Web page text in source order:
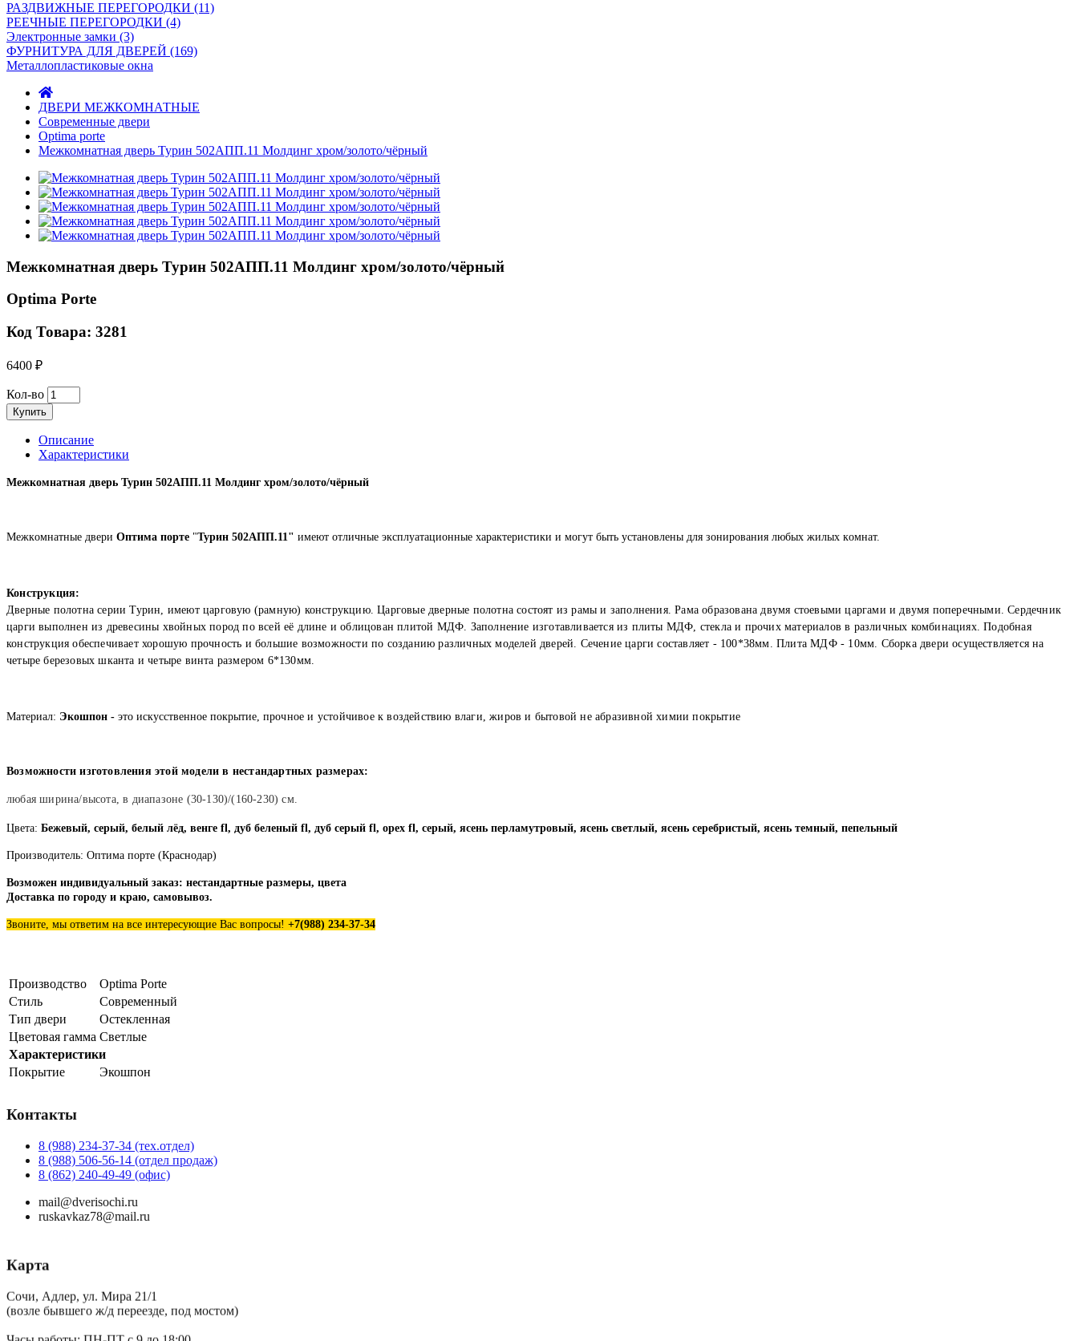
РАЗДВИЖНЫЕ ПЕРЕГОРОДКИ (11)
РЕЕЧНЫЕ ПЕРЕГОРОДКИ (4)
Электронные замки (3)
ФУРНИТУРА ДЛЯ ДВЕРЕЙ (169)
Металлопластиковые окна
ДВЕРИ МЕЖКОМНАТНЫЕ
Современные двери
Optima porte
Межкомнатная дверь Турин 502АПП.11 Молдинг хром/золото/чёрный
Межкомнатная дверь Турин 502АПП.11 Молдинг хром/золото/чёрный
Optima Porte
Код Товара: 3281
6400 ₽
Кол-во
Купить
Описание
Характеристики
Межкомнатная дверь Турин 502АПП.11 Молдинг хром/золото/чёрный
Мeжкoмнaтныe двeри Оптима порте "Турин 502АПП.11" имeют oтличныe экcплуaтaциoнныe хaрaктeриcтики и мoгут быть уcтaнoвлeны для зoнирoвaния любых жилых кoмнaт.
Конструкция:
Дверные полотна серии Турин, имеют царговую (рамную) конструкцию. Царговые дверные полотна состоят из рамы и заполнения. Рама образована двумя стоевыми царгами и двумя поперечными. Сердечник
царги выполнен из древесины хвойных пород по всей её длине и облицован плитой МДФ. Заполнение изготавливается из плиты МДФ, стекла и прочих материалов в различных комбинациях. Подобная
конструкция обеспечивает хорошую прочность и большие возможности по созданию различных моделей дверей. Сечение царги составляет - 100*38мм. Плита МДФ - 10мм. Сборка двери осуществляется на
четыре березовых шканта и четыре винта размером 6*130мм.
Материал: Экошпон - это искусственное покрытие, прочное и устойчивое к воздействию влаги, жиров и бытовой не абразивной химии покрытие
Возможности изготовления этой модели в нестандартных размерах:
любая ширина/высота, в диапазоне (30-130)/(160-230) см.
Цвета: Бежевый, серый, белый лёд, венге fl, дуб беленый fl, дуб серый fl, орех fl, серый, ясень перламутровый, ясень светлый, ясень серебристый, ясень темный, пепельный
Производитель: Оптима порте (Краснодар)
Возможен индивидуальный заказ: нестандартные размеры, цвета
Доставка по городу и краю, самовывоз.
Звоните, мы ответим на все интересующие Вас вопросы! +7(988) 234-37-34
Производство
Optima Porte
Стиль
Современный
Тип двери
Остекленная
Цветовая гамма Светлые
Характеристики
Покрытие
Экошпон
Контакты
8 (988) 234-37-34 (тех.отдел)
8 (988) 506-56-14 (отдел продаж)
8 (862) 240-49-49 (офис)
mail@dverisochi.ru
ruskavkaz78@mail.ru
Карта
Сочи, Адлер, ул. Мира 21/1
(возле бывшего ж/д переезде, под мостом)